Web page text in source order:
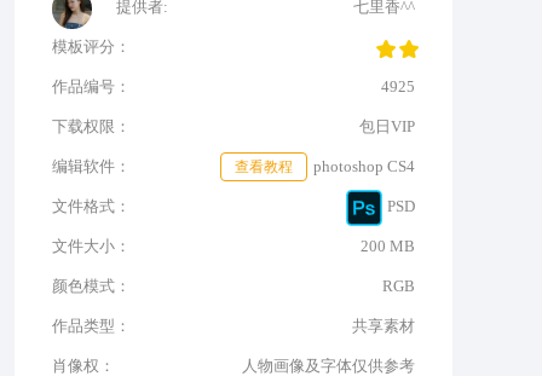
提供者: 七里香^^
模板评分：
作品编号： 4925
下载权限： 包日VIP
编辑软件： photoshop CS4
查看教程
文件格式： PSD
文件大小： 200 MB
颜色模式： RGB
作品类型： 共享素材
肖像权： 人物画像及字体仅供参考